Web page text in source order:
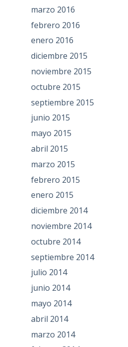
marzo 2016
febrero 2016
enero 2016
diciembre 2015
noviembre 2015
octubre 2015
septiembre 2015
junio 2015
mayo 2015
abril 2015
marzo 2015
febrero 2015
enero 2015
diciembre 2014
noviembre 2014
octubre 2014
septiembre 2014
julio 2014
junio 2014
mayo 2014
abril 2014
marzo 2014